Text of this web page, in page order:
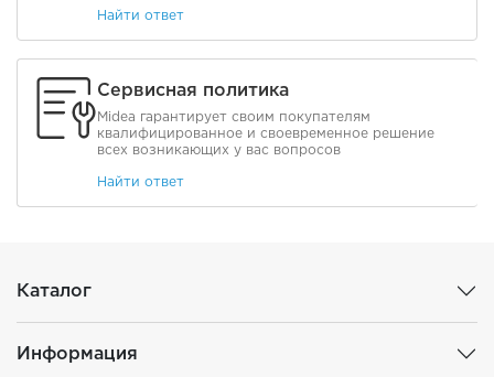
Найти ответ
Сервисная политика
Midea гарантирует своим покупателям
квалифицированное и своевременное решение
всех возникающих у вас вопросов
Найти ответ
Каталог
Информация